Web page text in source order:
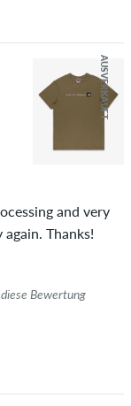
AUSVERKAUFT
and very
Thanks!
Bewertung